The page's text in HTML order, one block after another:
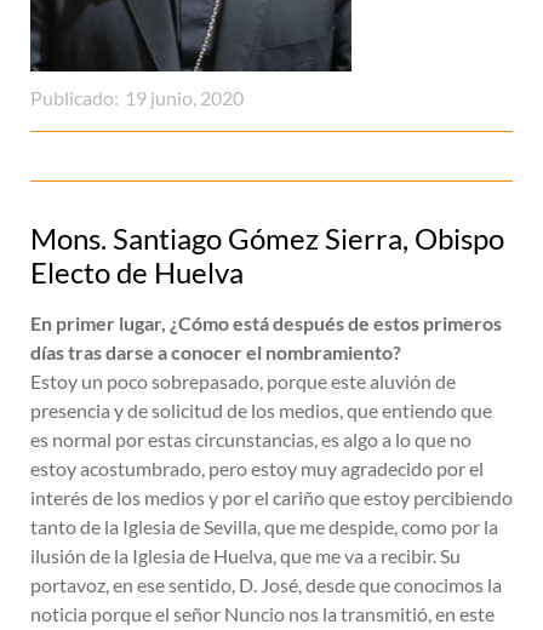
Publicado: 19 junio, 2020
Mons. Santiago Gómez Sierra, Obispo
Electo de Huelva
En primer lugar, ¿Cómo está después de estos primeros
días tras darse a conocer el nombramiento?
Estoy un poco sobrepasado, porque este aluvión de
presencia y de solicitud de los medios, que entiendo que
es normal por estas circunstancias, es algo a lo que no
estoy acostumbrado, pero estoy muy agradecido por el
interés de los medios y por el cariño que estoy percibiendo
tanto de la Iglesia de Sevilla, que me despide, como por la
ilusión de la Iglesia de Huelva, que me va a recibir. Su
portavoz, en ese sentido, D. José, desde que conocimos la
noticia porque el señor Nuncio nos la transmitió, en este